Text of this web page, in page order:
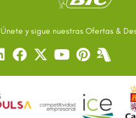
Únete y sigue nuestras Ofertas &